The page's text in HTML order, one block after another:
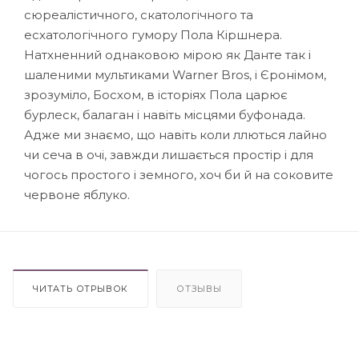
сюреалістичного, скатологічного та
есхатологічного гумору Пола Кіршнера.
Натхненний однаковою мірою як Данте так і
шаленими мультиками Warner Bros, і Єронімом,
зрозуміло, Босхом, в історіях Пола царює
бурлеск, балаган і навіть місцями буфонада.
Адже ми знаємо, що навіть коли ллються лайно
чи сеча в очі, завжди лишається простір і для
чогось простого і земного, хоч би й на соковите
червоне яблуко.
ЧИТАТЬ ОТРЫВОК ОТЗЫВЫ